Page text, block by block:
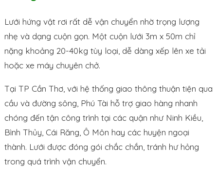
Lưới hứng vật rơi rất dễ vận chuyển nhờ trọng lượng
nhẹ và dạng cuộn gọn. Một cuộn lưới 3m x 50m chỉ
nặng khoảng 20-40kg tùy loại, dễ dàng xếp lên xe tải
hoặc xe máy chuyên chở.
Tại TP Cần Thơ, với hệ thống giao thông thuận tiện qua
cầu và đường sông, Phú Tài hỗ trợ giao hàng nhanh
chóng đến tận công trình tại các quận như Ninh Kiều,
Bình Thủy, Cái Răng, Ô Môn hay các huyện ngoại
thành. Lưới được đóng gói chắc chắn, tránh hư hỏng
trong quá trình vận chuyển.